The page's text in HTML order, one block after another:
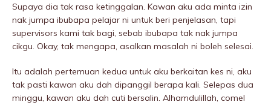
Supaya dia tak rasa ketinggalan. Kawan aku ada minta izin
nak jumpa ibubapa pelajar ni untuk beri penjelasan, tapi
supervisors kami tak bagi, sebab ibubapa tak nak jumpa
cikgu. Okay, tak mengapa, asalkan masalah ni boleh selesai.
Itu adalah pertemuan kedua untuk aku berkaitan kes ni, aku
tak pasti kawan aku dah dipanggil berapa kali. Selepas dua
minggu, kawan aku dah cuti bersalin. Alhamdulillah, comel